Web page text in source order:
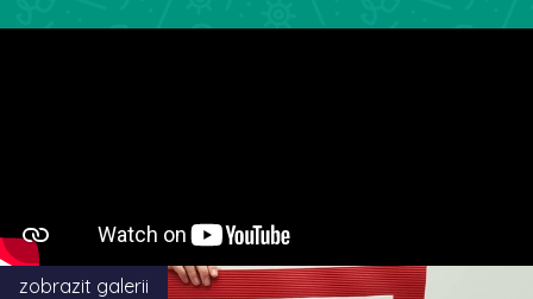
zobrazit galerii